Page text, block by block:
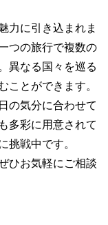
力に引き込まれま
つの旅行で複数の
異なる国々を巡る
ことができます。
の気分に合わせて
多彩に用意されて
挑戦中です。
ひお気軽にご相談